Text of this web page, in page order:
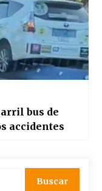
bus de
accidentes